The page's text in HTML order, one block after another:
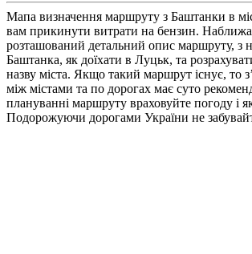
Мапа визначення маршруту з Баштанки в
вам прикинути витрати на бензин.
розташований детальний опис маршруту, з
Баштанка, як доїхати в Луцьк, та
назву міста. Якщо такий маршрут існує, то
між містами та по дорогах має суто
плануванні маршруту враховуйте погоду і
Подорожуючи дорогами України не